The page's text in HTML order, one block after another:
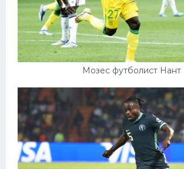
Мозес футболист Нант